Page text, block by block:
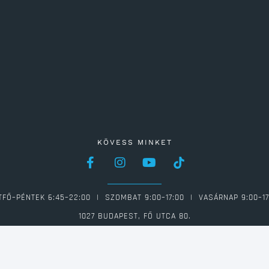
KÖVESS MINKET
6:45–22:00 | SZOMBAT 9:00–17:00 | VASÁRNAP
1027 BUDAPEST, FŐ UTCA 80.
06 1 613 0946 | INFO@FAMILIAFITNESS.HU